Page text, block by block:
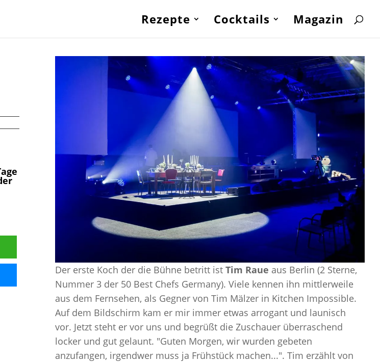
Rezepte Cocktails Magazin
Der erste Koch der die Bühne betritt istTim Raue aus Berlin (2 Sterne,
Nummer 3 der 50 Best Chefs Germany). Viele kennen ihn mittlerweile
aus dem Fernsehen, als Gegner von Tim Mälzer in Kitchen Impossible.
Auf dem Bildschirm kam er mir immer etwas arrogant und launisch
vor. Jetzt steht er vor uns und begrüßt die Zuschauer überraschend
locker und gut gelaunt. "Guten Morgen, wir wurden gebeten
anzufangen, irgendwer muss ja Frühstück machen...". Tim erzählt von